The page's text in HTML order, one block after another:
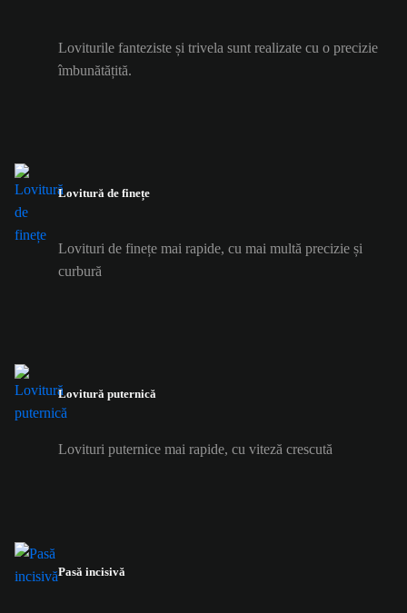
Loviturile fanteziste și trivela sunt realizate cu o precizie
îmbunătățită.
Lovitură de finețe
Lovituri de finețe mai rapide, cu mai multă precizie și
curbură
Lovitură puternică
Lovituri puternice mai rapide, cu viteză crescută
Pasă incisivă